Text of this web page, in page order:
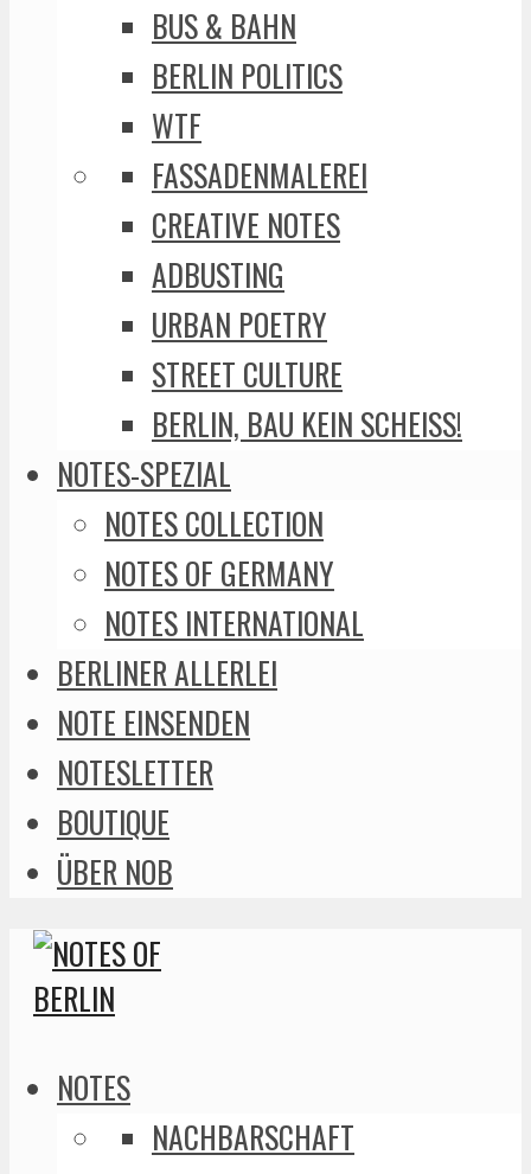
BUS & BAHN
BERLIN POLITICS
WTF
FASSADENMALEREI
CREATIVE NOTES
ADBUSTING
URBAN POETRY
STREET CULTURE
BERLIN, BAU KEIN SCHEISS!
NOTES-SPEZIAL
NOTES COLLECTION
NOTES OF GERMANY
NOTES INTERNATIONAL
BERLINER ALLERLEI
NOTE EINSENDEN
NOTESLETTER
BOUTIQUE
ÜBER NOB
NOTES
NACHBARSCHAFT